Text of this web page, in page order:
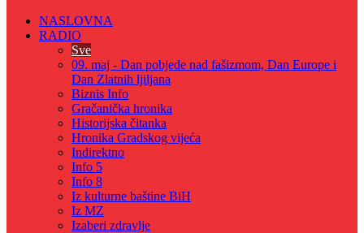
NASLOVNA
RADIO
Sve
09. maj - Dan pobjede nad fašizmom, Dan Europe i
Dan Zlatnih ljiljana
Biznis Info
Gračanička hronika
Historijska čitanka
Hronika Gradskog vijeća
Indirektno
Info 5
Info 8
Iz kulturne baštine BiH
Iz MZ
Izaberi zdravlje